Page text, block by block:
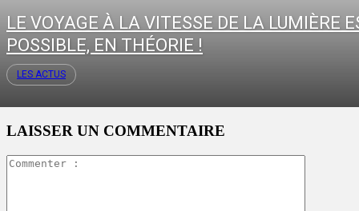
LE VOYAGE À LA VITESSE DE LA LUMIÈRE
POSSIBLE, EN THÉORIE !
LES ACTUS
LAISSER UN COMMENTAIRE